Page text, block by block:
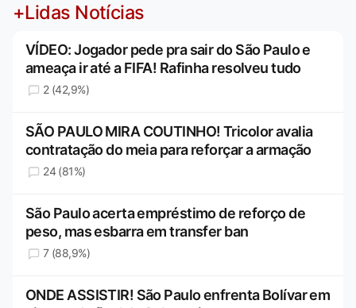
+Lidas Notícias
VÍDEO: Jogador pede pra sair do São Paulo e
ameaça ir até a FIFA! Rafinha resolveu tudo
2 (42,9%)
SÃO PAULO MIRA COUTINHO! Tricolor avalia
contratação do meia para reforçar a armação
24 (81%)
São Paulo acerta empréstimo de reforço de
peso, mas esbarra em transfer ban
7 (88,9%)
ONDE ASSISTIR! São Paulo enfrenta Bolívar em